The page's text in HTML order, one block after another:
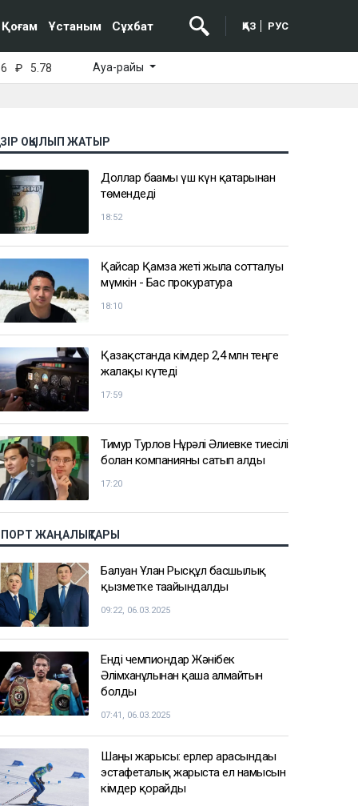
Қоғам Ұстаным Сұхбат ҚАЗ РУС
₽ 5.78 Ауа-райы
ОҚЫЛЫП ЖАТЫР
Доллар бағамы үш күн қатарынан
төмендеді
18:52
Қайсар Қамза жеті жылға сотталуы
мүмкін - Бас прокуратура
18:10
Қазақстанда кімдер 2,4 млн теңге
жалақы күтеді
17:59
Тимур Турлов Нұрәлі Әлиевке тиесілі
болған компанияны сатып алды
17:20
ЖАҢАЛЫҚТАРЫ
Балуан Ұлан Рысқұл басшылық
қызметке тағайындалды
09:22, 06.03.2025
Енді чемпиондар Жәнібек
Әлімханұлынан қаша алмайтын
болды
07:41, 06.03.2025
Шаңғы жарысы: ерлер арасындағы
эстафеталық жарыста ел намысын
кімдер қорғайды